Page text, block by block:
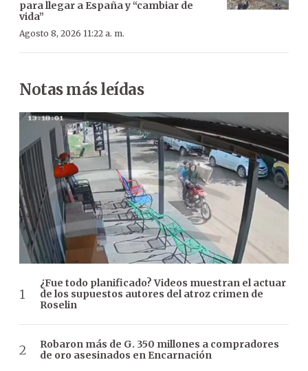
para llegar a España y “cambiar de
vida”
Agosto 8, 2026 11:22 a. m.
Notas más leídas
¿Fue todo planificado? Videos muestran el actuar
de los supuestos autores del atroz crimen de
Roselin
Robaron más de G. 350 millones a compradores
de oro asesinados en Encarnación